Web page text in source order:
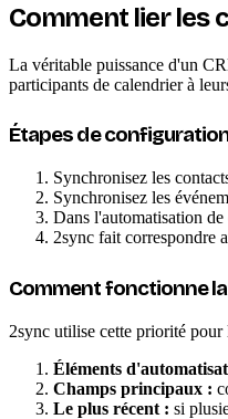
Comment lier les
La véritable puissance d'un
participants de calendrier à
Étapes de
Synchronisez les
Synchronisez les
Dans l'automatisation
2sync fait correspondre
Comment fonctionne
2sync utilise cette priorité
Éléments
Champs principaux :
Le plus récent : si